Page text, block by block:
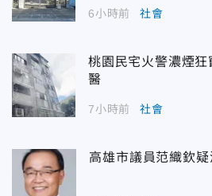
6小時前 社會
桃園民宅火警濃煙
醫
7小時前 社會
高雄市議員范織欽